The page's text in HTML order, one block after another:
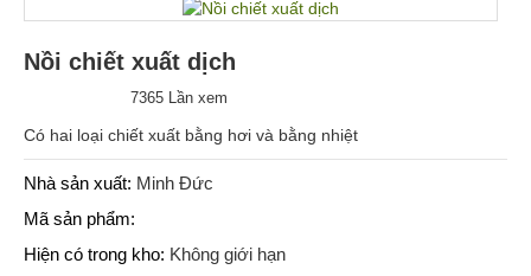
Nồi chiết xuất dịch
7365 Lần xem
Có hai loại chiết xuất bằng hơi và bằng nhiệt
Nhà sản xuất: Minh Đức
Mã sản phẩm:
Hiện có trong kho: Không giới hạn